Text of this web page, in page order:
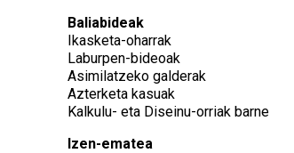
Baliabideak
Ikasketa-oharrak
Laburpen-bideoak
Asimilatzeko galderak
Azterketa kasuak
Kalkulu- eta Diseinu-orriak barne
Izen-ematea